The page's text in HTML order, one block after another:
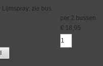
zie bus.
per 2 bussen
€ 18,95